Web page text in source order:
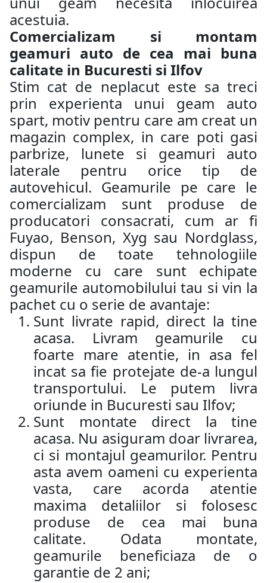
acestuia.
Comercializam si montam
geamuri auto de cea mai buna
calitate in Bucuresti si Ilfov
Stim cat de neplacut este sa treci
prin experienta unui geam auto
spart, motiv pentru care am creat un
magazin complex, in care poti gasi
parbrize, lunete si geamuri auto
laterale pentru orice tip de
autovehicul. Geamurile pe care le
comercializam sunt produse de
producatori consacrati, cum ar fi
Fuyao, Benson, Xyg sau Nordglass,
dispun de toate tehnologiile
moderne cu care sunt echipate
geamurile automobilului tau si vin la
pachet cu o serie de avantaje:
Sunt livrate rapid, direct la tine
acasa. Livram geamurile cu
foarte mare atentie, in asa fel
incat sa fie protejate de-a lungul
transportului. Le putem livra
oriunde in Bucuresti sau Ilfov;
Sunt montate direct la tine
acasa. Nu asiguram doar livrarea,
ci si montajul geamurilor. Pentru
asta avem oameni cu experienta
vasta, care acorda atentie
maxima detaliilor si folosesc
produse de cea mai buna
calitate. Odata montate,
geamurile beneficiaza de o
garantie de 2 ani;